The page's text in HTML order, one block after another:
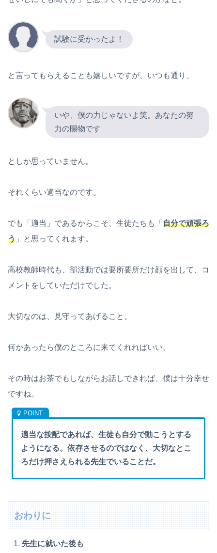
試験に受かったよ！
と言ってもらえることも嬉しいですが、いつも通り、
いや、僕の力じゃないよ笑。あなたの努
力の賜物です
としか思っていません。
それくらい適当なのです。
でも「適当」であるからこそ、生徒たちも「 自分で頑張ろ
う 」と思ってくれます。
高校教師時代も、部活動では要所要所だけ顔を出して、コ
メントをしていただけでした。
大切なのは、見守ってあげること。
何かあったら僕のところに来てくれればいい。
その時はお茶でもしながらお話しできれば、僕は十分幸せ
ですね。
適当な按配であれば、生徒も自分で動こうとする
ようになる。依存させるのではなく、大切なとこ
ろだけ押さえられる先生でいることだ。
おわりに
先生に就いた後も